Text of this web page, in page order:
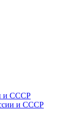
и СССР
и СССР